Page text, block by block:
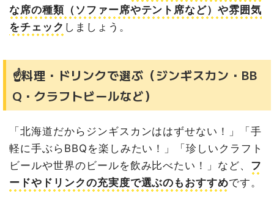
さっぽろ大通ビアガーデン（さっぽろ夏まつり）｜2026
年7月23日（木）〜8月18日（火）
国内最大級のスケール！札幌の夏を象徴する世界的な大人
乾杯しよう！
な席の種類（ソファー席やテント席など）や雰囲気
をチェック しましょう。
☝️料理・ドリンクで選ぶ（ジンギスカン・BB
Q・クラフトビールなど）
「北海道だからジンギスカンははずせない！」「手
軽に手ぶらBBQを楽しみたい！」「珍しいクラフト
ビールや世界のビールを飲み比べたい！」など、 フ
ードやドリンクの充実度で選ぶのもおすすめです。